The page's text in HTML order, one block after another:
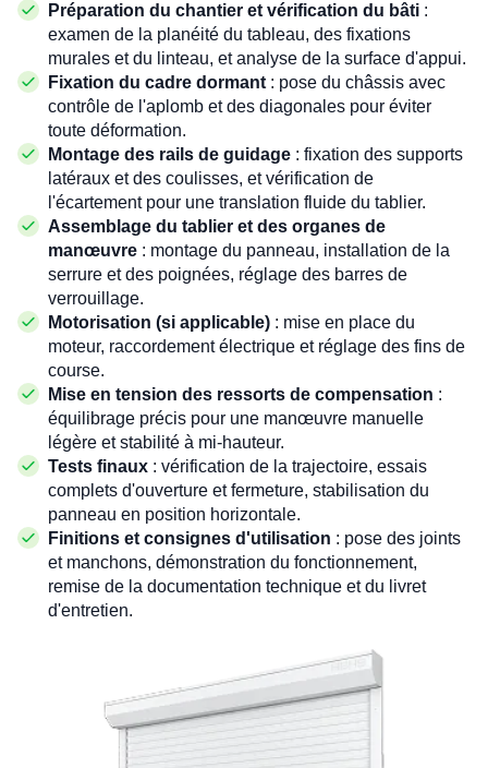
Préparation du chantier et vérification du bâti :
examen de la planéité du tableau, des fixations
murales et du linteau, et analyse de la surface d'appui.
Fixation du cadre dormant : pose du châssis avec
contrôle de l'aplomb et des diagonales pour éviter
toute déformation.
Montage des rails de guidage : fixation des supports
latéraux et des coulisses, et vérification de
l'écartement pour une translation fluide du tablier.
Assemblage du tablier et des organes de
manœuvre : montage du panneau, installation de la
serrure et des poignées, réglage des barres de
verrouillage.
Motorisation (si applicable) : mise en place du
moteur, raccordement électrique et réglage des fins de
course.
Mise en tension des ressorts de compensation :
équilibrage précis pour une manœuvre manuelle
légère et stabilité à mi-hauteur.
Tests finaux : vérification de la trajectoire, essais
complets d'ouverture et fermeture, stabilisation du
panneau en position horizontale.
Finitions et consignes d'utilisation : pose des joints
et manchons, démonstration du fonctionnement,
remise de la documentation technique et du livret
d'entretien.